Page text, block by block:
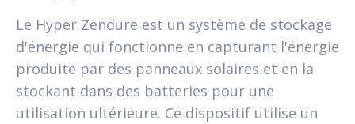
Le Hyper Zendure est un système de stockage
d'énergie qui fonctionne en capturant l'énergie
produite par des panneaux solaires et en la
stockant dans des batteries pour une
utilisation ultérieure. Ce dispositif utilise un